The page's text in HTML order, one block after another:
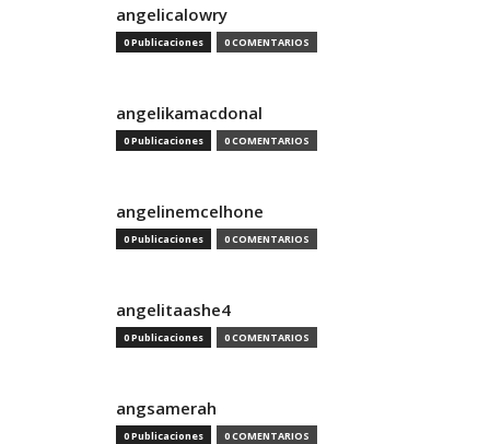
angelicalowry
0 Publicaciones 0 COMENTARIOS
angelikamacdonal
0 Publicaciones 0 COMENTARIOS
angelinemcelhone
0 Publicaciones 0 COMENTARIOS
angelitaashe4
0 Publicaciones 0 COMENTARIOS
angsamerah
0 Publicaciones 0 COMENTARIOS